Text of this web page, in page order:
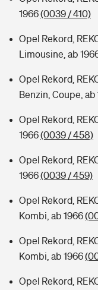
1966(0039 / 410)
Opel Rekord,
Limousine, ab
Opel Rekord,
Benzin, Coupe, ab
Opel Rekord,
1966(0039 / 458)
Opel Rekord,
1966(0039 / 459)
Opel Rekord,
Kombi, ab 1966
Opel Rekord,
Kombi, ab 1966
Opel Rekord,